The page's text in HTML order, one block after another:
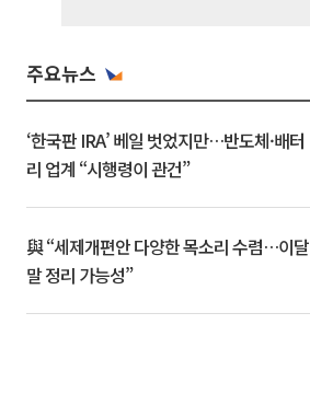
주요뉴스
‘한국판 IRA’ 베일 벗었지만…반도체·배터
리 업계 “시행령이 관건”
與 “세제개편안 다양한 목소리 수렴…이달
말 정리 가능성”